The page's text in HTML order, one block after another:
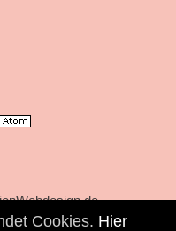
Cookies. Hier